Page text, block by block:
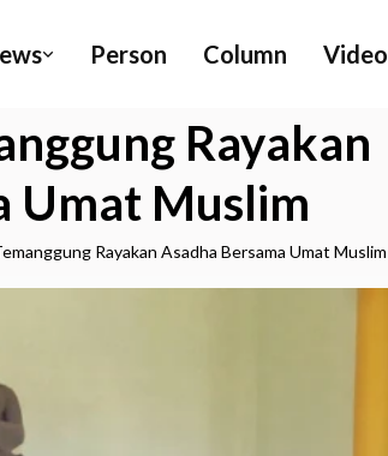
Person Column Video
Rayakan
Umat Muslim
Rayakan Asadha Bersama Umat Muslim